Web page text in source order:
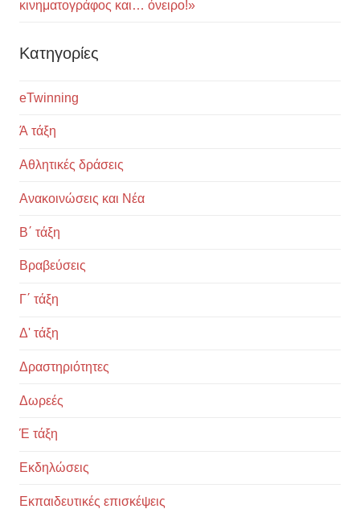
κινηματογράφος και… όνειρο!»
Kατηγορίες
eTwinning
Ά τάξη
Αθλητικές δράσεις
Ανακοινώσεις και Νέα
Β΄ τάξη
Βραβεύσεις
Γ΄ τάξη
Δ' τάξη
Δραστηριότητες
Δωρεές
Έ τάξη
Εκδηλώσεις
Εκπαιδευτικές επισκέψεις